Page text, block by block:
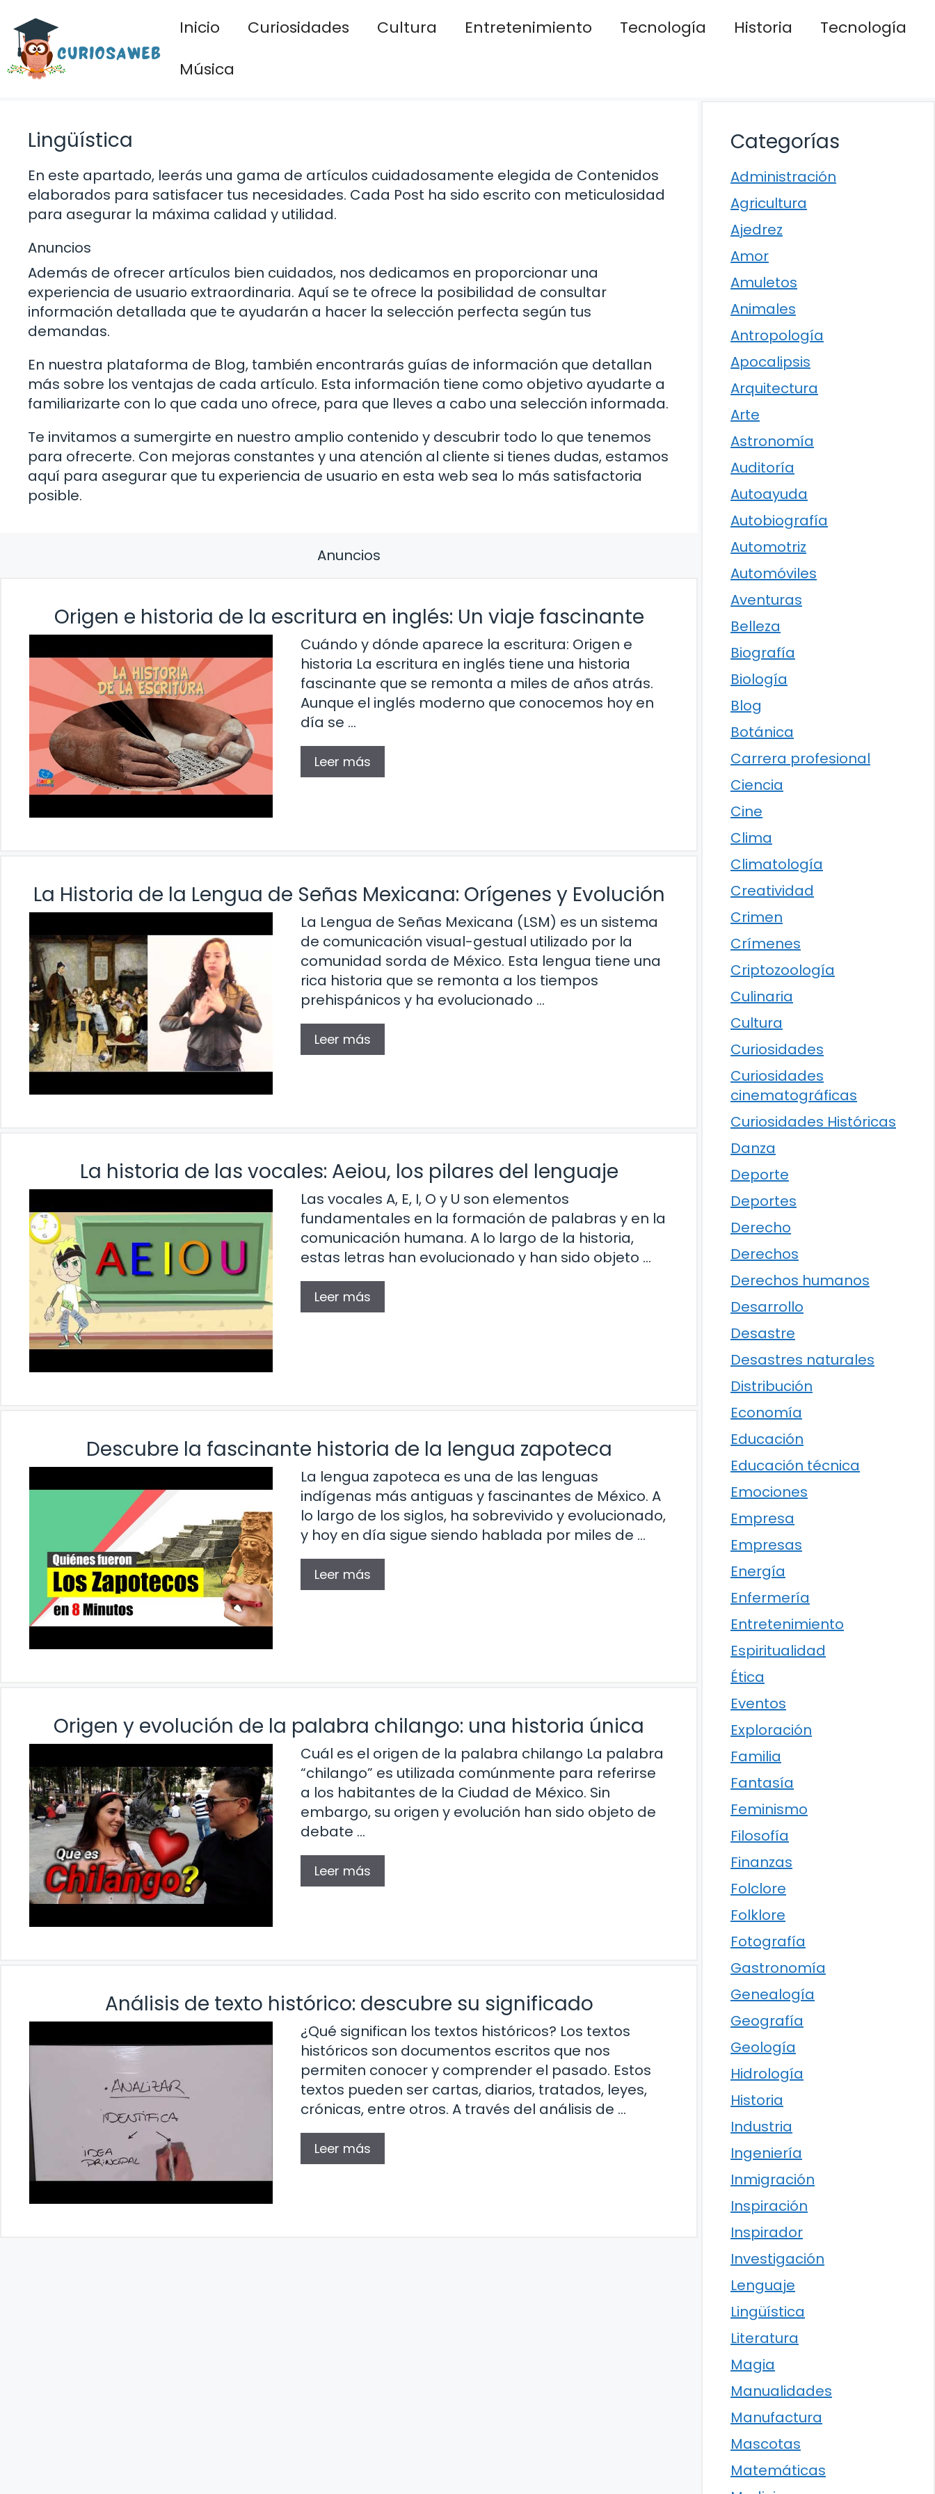
contenido
Inicio Curiosidades Cultura Entretenimiento Tecnología Historia
Tecnología
Música
Lingüística
En este apartado, leerás una gama de artículos cuidadosamente elegida de Contenidos
elaborados para satisfacer tus necesidades. Cada Post ha sido escrito con meticulosidad
para asegurar la máxima calidad y utilidad.
Anuncios
Además de ofrecer artículos bien cuidados, nos dedicamos en proporcionar una
experiencia de usuario extraordinaria. Aquí se te ofrece la posibilidad de consultar
información detallada que te ayudarán a hacer la selección perfecta según tus
demandas.
En nuestra plataforma de Blog, también encontrarás guías de información que detallan
más sobre los ventajas de cada artículo. Esta información tiene como objetivo ayudarte a
familiarizarte con lo que cada uno ofrece, para que lleves a cabo una selección informada.
Te invitamos a sumergirte en nuestro amplio contenido y descubrir todo lo que tenemos
para ofrecerte. Con mejoras constantes y una atención al cliente si tienes dudas, estamos
aquí para asegurar que tu experiencia de usuario en esta web sea lo más satisfactoria
posible.
Anuncios
Origen e historia de la escritura en inglés: Un viaje fascinante
Cuándo y dónde aparece la escritura: Origen e
historia La escritura en inglés tiene una historia
fascinante que se remonta a miles de años atrás.
Aunque el inglés moderno que conocemos hoy en
día se …
Leer más
La Historia de la Lengua de Señas Mexicana: Orígenes y Evolución
La Lengua de Señas Mexicana (LSM) es un sistema
de comunicación visual-gestual utilizado por la
comunidad sorda de México. Esta lengua tiene una
rica historia que se remonta a los tiempos
prehispánicos y ha evolucionado …
Leer más
La historia de las vocales: Aeiou, los pilares del lenguaje
Las vocales A, E, I, O y U son elementos
fundamentales en la formación de palabras y en la
comunicación humana. A lo largo de la historia,
estas letras han evolucionado y han sido objeto …
Leer más
Descubre la fascinante historia de la lengua zapoteca
La lengua zapoteca es una de las lenguas
indígenas más antiguas y fascinantes de México. A
lo largo de los siglos, ha sobrevivido y evolucionado,
y hoy en día sigue siendo hablada por miles de …
Leer más
Origen y evolución de la palabra chilango: una historia única
Cuál es el origen de la palabra chilango La palabra
“chilango” es utilizada comúnmente para referirse
a los habitantes de la Ciudad de México. Sin
embargo, su origen y evolución han sido objeto de
debate …
Leer más
Análisis de texto histórico: descubre su significado
¿Qué significan los textos históricos? Los textos
históricos son documentos escritos que nos
permiten conocer y comprender el pasado. Estos
textos pueden ser cartas, diarios, tratados, leyes,
crónicas, entre otros. A través del análisis de …
Leer más
Categorías
Administración
Agricultura
Ajedrez
Amor
Amuletos
Animales
Antropología
Apocalipsis
Arquitectura
Arte
Astronomía
Auditoría
Autoayuda
Autobiografía
Automotriz
Automóviles
Aventuras
Belleza
Biografía
Biología
Blog
Botánica
Carrera profesional
Ciencia
Cine
Clima
Climatología
Creatividad
Crimen
Crímenes
Criptozoología
Culinaria
Cultura
Curiosidades
Curiosidades
cinematográficas
Curiosidades Históricas
Danza
Deporte
Deportes
Derecho
Derechos
Derechos humanos
Desarrollo
Desastre
Desastres naturales
Distribución
Economía
Educación
Educación técnica
Emociones
Empresa
Empresas
Energía
Enfermería
Entretenimiento
Espiritualidad
Ética
Eventos
Exploración
Familia
Fantasía
Feminismo
Filosofía
Finanzas
Folclore
Folklore
Fotografía
Gastronomía
Genealogía
Geografía
Geología
Hidrología
Historia
Industria
Ingeniería
Inmigración
Inspiración
Inspirador
Investigación
Lenguaje
Lingüística
Literatura
Magia
Manualidades
Manufactura
Mascotas
Matemáticas